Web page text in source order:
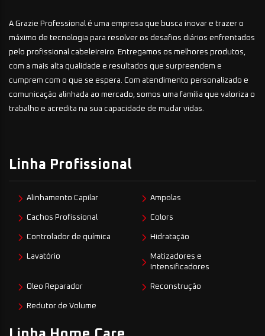
A Grazie Professional é uma empresa que busca inovar e trazer o
máximo de tecnologia para resolver os desafios diários enfrentados
pelo profissional cabeleireiro. Entregamos os melhores produtos,
com a mais alta qualidade e resultados que surpreendem e
cumprem com o que se espera. Com atendimento personalizado e
comunicação alinhada ao mercado, somos uma família que valoriza o
trabalho e acredita na sua capacidade de mudar vidas.
Linha Profissional
Alinhamento Capilar Ampolas
Cachos Profissional Colors
Controlador de química Hidratação
Lavatório
Matizadores e
Intensificadores
Oleo Reparador Reconstrução
Redutor de Volume